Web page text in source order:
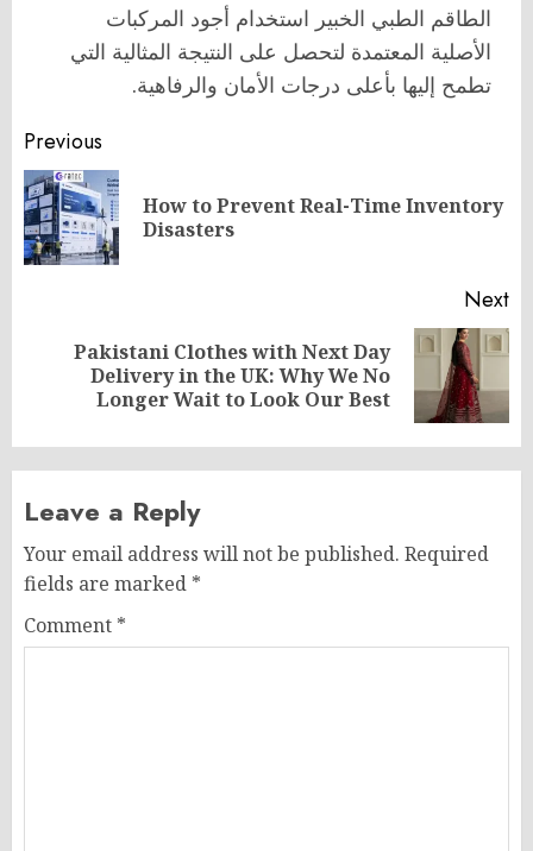
الطاقم الطبي الخبير استخدام أجود المركبات
الأصلية المعتمدة لتحصل على النتيجة المثالية التي
تطمح إليها بأعلى درجات الأمان والرفاهية.
Post
navigation
Previous
How to Prevent Real-Time Inventory
Disasters
Next
Pakistani Clothes with Next Day
Delivery in the UK: Why We No
Longer Wait to Look Our Best
Leave a Reply
Your email address will not be published. Required
fields are marked *
Comment *